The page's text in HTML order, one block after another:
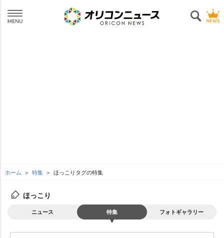
ホーム 特集 ほっこりタグの特集
ほっこり
ニュース 特集 フォトギャラリー